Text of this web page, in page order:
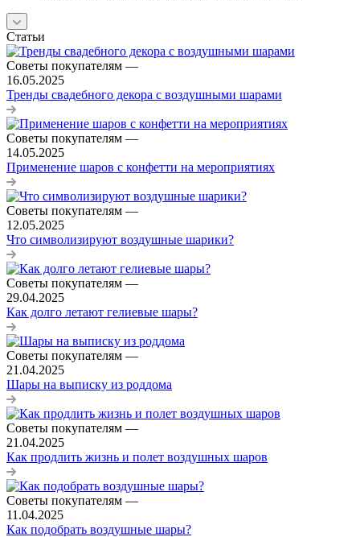
Статьи
Советы покупателям —
16.05.2025
Тренды свадебного декора с воздушными шарами
Советы покупателям —
14.05.2025
Применение шаров с конфетти на мероприятиях
Советы покупателям —
12.05.2025
Что символизируют воздушные шарики?
Советы покупателям —
29.04.2025
Как долго летают гелиевые шары?
Советы покупателям —
21.04.2025
Шары на выписку из роддома
Советы покупателям —
21.04.2025
Как продлить жизнь и полет воздушных шаров
Советы покупателям —
11.04.2025
Как подобрать воздушные шары?